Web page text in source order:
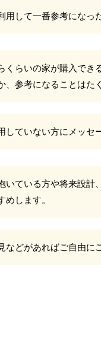
用して一番参考になっ
くらいの家が購入で
、参考になることはた
していない方にメッセ
いている方や将来設
します。
などがあればご自由に